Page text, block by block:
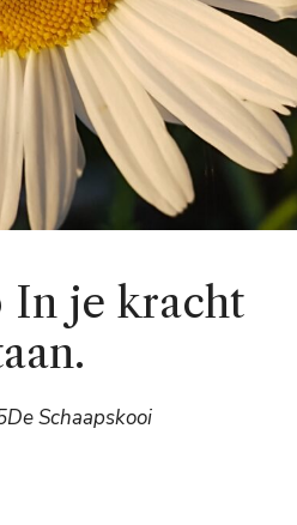
In je kracht
De Schaapskooi